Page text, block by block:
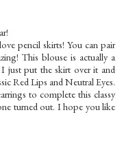
pencil skirts! You can pair
This blouse is actually a
I just put the skirt over it and
Red Lips and Neutral Eyes.
to complete this classy
turned out. I hope you like